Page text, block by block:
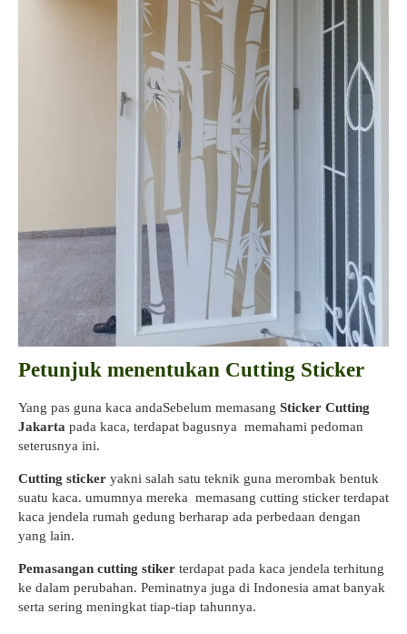
Petunjuk menentukan Cutting Sticker
Yang pas guna kaca andaSebelum memasang Sticker Cutting
Jakarta pada kaca, terdapat bagusnya memahami pedoman
seterusnya ini.
Cutting sticker yakni salah satu teknik guna merombak bentuk
suatu kaca. umumnya mereka memasang cutting sticker terdapat
kaca jendela rumah gedung berharap ada perbedaan dengan
yang lain.
Pemasangan cutting stiker terdapat pada kaca jendela terhitung
ke dalam perubahan. Peminatnya juga di Indonesia amat banyak
serta sering meningkat tiap-tiap tahunnya.